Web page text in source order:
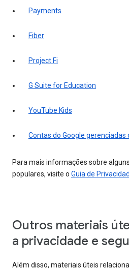
Payments
Fiber
Project Fi
G Suite for Education
YouTube Kids
Contas do Google gerenciadas
Para mais informações sobre
populares, visite o Guia de
Outros materiais
a privacidade e
Além disso, materiais úteis